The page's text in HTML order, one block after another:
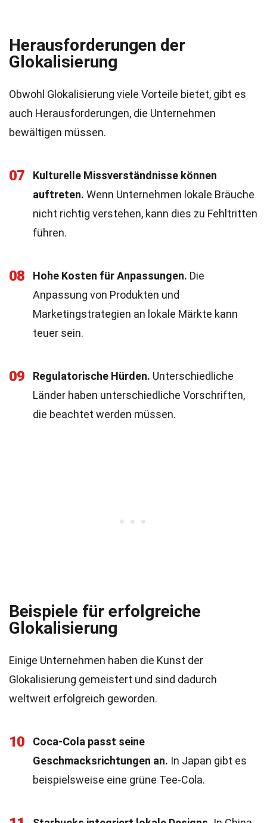
Herausforderungen der
Glokalisierung
Obwohl Glokalisierung viele Vorteile bietet, gibt es
auch Herausforderungen, die Unternehmen
bewältigen müssen.
07
Kulturelle Missverständnisse können
auftreten. Wenn Unternehmen lokale Bräuche
nicht richtig verstehen, kann dies zu Fehltritten
führen.
08 Hohe Kosten für Anpassungen. Die
Anpassung von Produkten und
Marketingstrategien an lokale Märkte kann
teuer sein.
09 Regulatorische Hürden. Unterschiedliche
Länder haben unterschiedliche Vorschriften,
die beachtet werden müssen.
Beispiele für erfolgreiche
Glokalisierung
Einige Unternehmen haben die Kunst der
Glokalisierung gemeistert und sind dadurch
weltweit erfolgreich geworden.
10
Coca-Cola passt seine
Geschmacksrichtungen an. In Japan gibt es
beispielsweise eine grüne Tee-Cola.